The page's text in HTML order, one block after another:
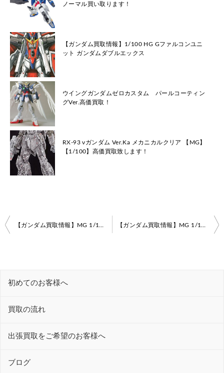
ノーマル買い取ります！
【ガンダム買取情報】1/100 HG Gファルコンユニ
ット ガンダムダブルエックス
ウイングガンダムゼロカスタム パールコーティン
グVer.高価買取！
RX-93 νガンダム Ver.Ka メカニカルクリア 【MG】
【1/100】高価買取致します！
投
ゲ
ー
ョ
【ガンダム買取情報】MG 1/100 PPGN-001 ガンダムアメイジングエクシア 【ガンダム買取情報】MG 1/100 MSN-02 パーフェクトジオング
初めてのお客様へ
買取の流れ
出張買取をご希望のお客様へ
ブログ